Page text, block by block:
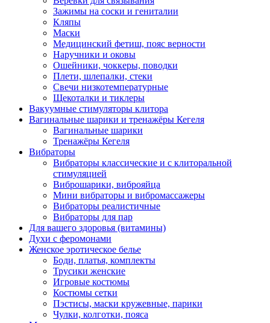
Зажимы на соски и гениталии
Кляпы
Маски
Медицинский фетиш, пояс верности
Наручники и оковы
Ошейники, чоккеры, поводки
Плети, шлепалки, стеки
Свечи низкотемпературные
Щекоталки и тиклеры
Вакуумные стимуляторы клитора
Вагинальные шарики и тренажёры Кегеля
Вагинальные шарики
Тренажёры Кегеля
Вибраторы
Вибраторы классические и с клиторальной
стимуляцией
Виброшарики, виброяйца
Мини вибраторы и вибромассажеры
Вибраторы реалистичные
Вибраторы для пар
Для вашего здоровья (витамины)
Духи с феромонами
Женское эротическое белье
Боди, платья, комплекты
Трусики женские
Игровые костюмы
Костюмы сетки
Пэстисы, маски кружевные, парики
Чулки, колготки, пояса